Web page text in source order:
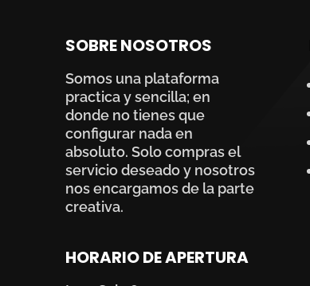
SOBRE NOSOTROS
Somos una plataforma
practica y sencilla; en
donde no tienes que
configurar nada en
absoluto. Solo compras el
servicio deseado y nosotros
nos encargamos de la parte
creativa.
HORARIO DE APERTURA